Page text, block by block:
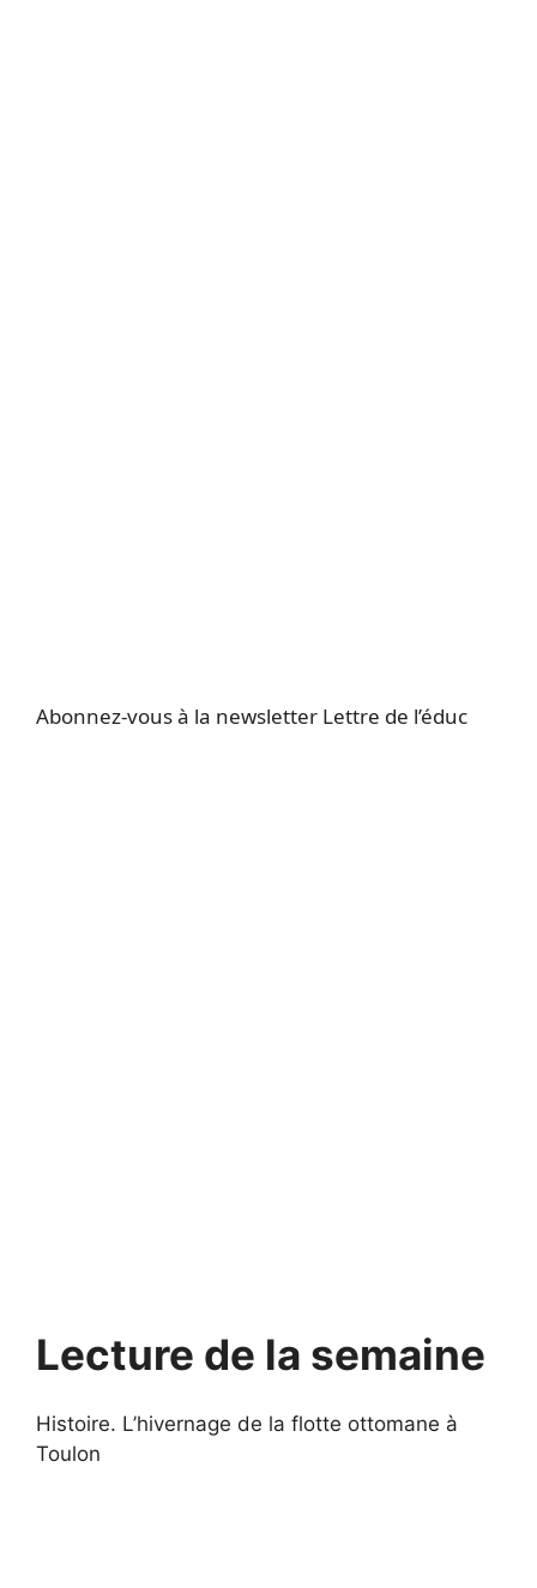
Abonnez-vous à la newsletter Lettre de l’éduc
Lecture de la semaine
Histoire. L’hivernage de la flotte ottomane à
Toulon